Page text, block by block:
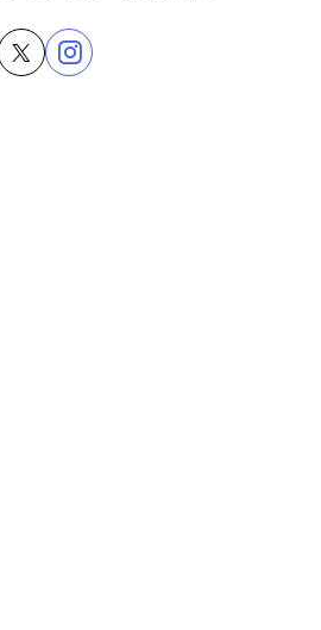
賀会～後編～